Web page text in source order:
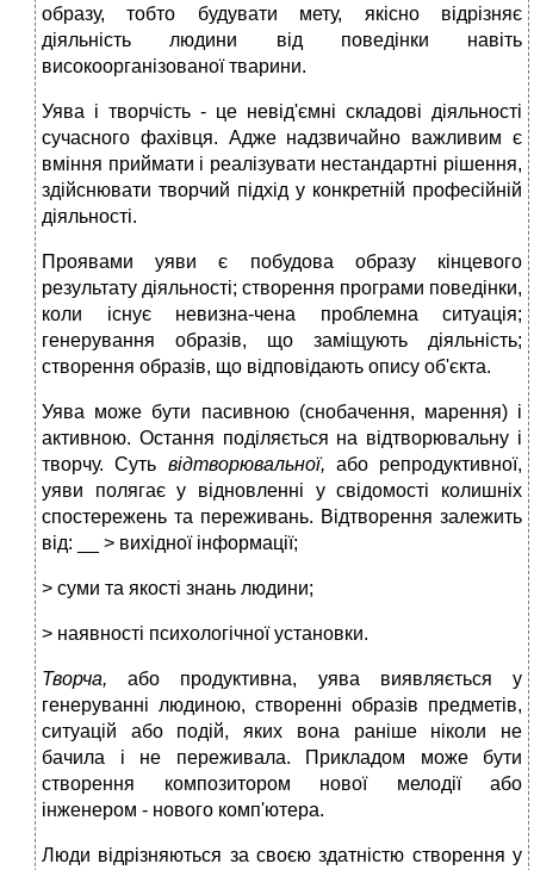
образу, тобто будувати мету, якісно відрізняє
діяльність людини від поведінки навіть
високоорганізованої тварини.
Уява і творчість - це невід'ємні складові діяльності
сучасного фахівця. Адже надзвичайно важливим є
вміння приймати і реалізувати нестандартні рішення,
здійснювати творчий підхід у конкретній професійній
діяльності.
Проявами уяви є побудова образу кінцевого
результату діяльності; створення програми поведінки,
коли існує невизна-чена проблемна ситуація;
генерування образів, що заміщують діяльність;
створення образів, що відповідають опису об'єкта.
Уява може бути пасивною (снобачення, марення) і
активною. Остання поділяється на відтворювальну і
творчу. Суть відтворювальної, або репродуктивної,
уяви полягає у відновленні у свідомості колишніх
спостережень та переживань. Відтворення залежить
від: __ > вихідної інформації;
> суми та якості знань людини;
> наявності психологічної установки.
Творча,або продуктивна, уява виявляється у
генеруванні людиною, створенні образів предметів,
ситуацій або подій, яких вона раніше ніколи не
бачила і не переживала. Прикладом може бути
створення композитором нової мелодії або
інженером - нового комп'ютера.
Люди відрізняються за своєю здатністю створення у